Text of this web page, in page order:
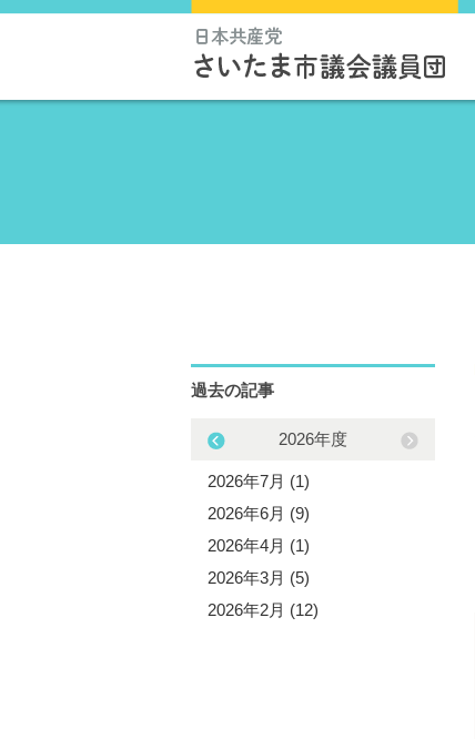
過去の記事
2026年度
2026年7月 (1)
2026年6月 (9)
2026年4月 (1)
2026年3月 (5)
2026年2月 (12)